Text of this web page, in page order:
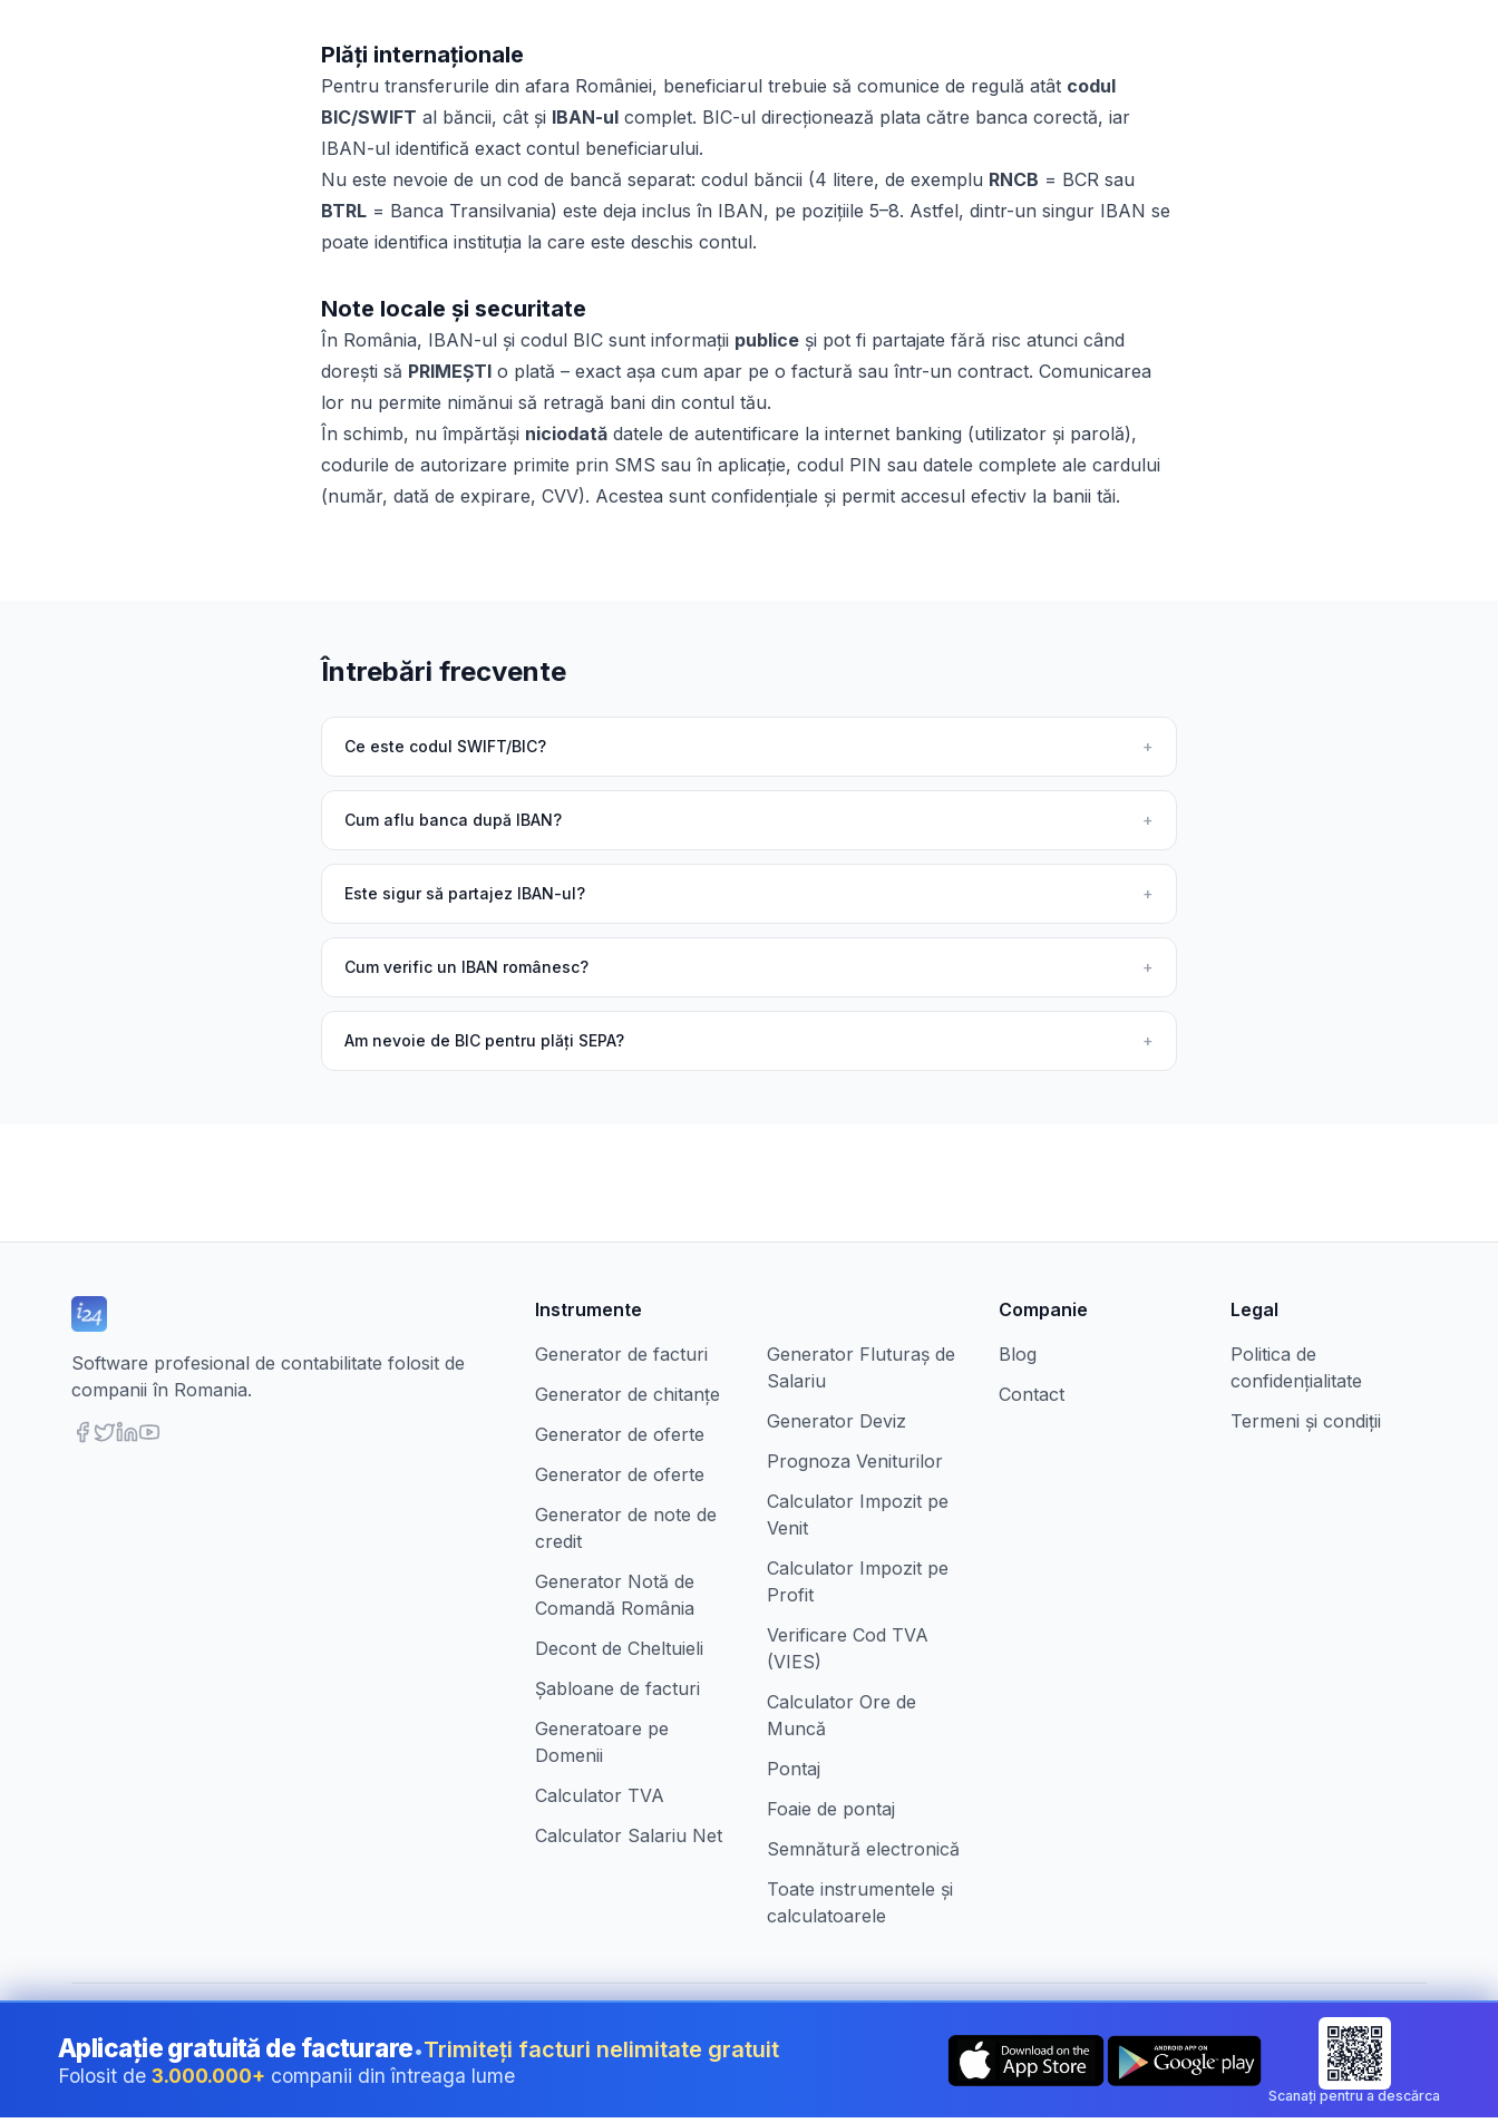
Plăți internaționale
Pentru transferurile din afara României, beneficiarul trebuie să comunice de regulă atât codul
BIC/SWIFT al băncii, cât și IBAN-ul complet. BIC-ul direcționează plata către banca corectă, iar
IBAN-ul identifică exact contul beneficiarului.
Nu este nevoie de un cod de bancă separat: codul băncii (4 litere, de exemplu RNCB = BCR sau
BTRL = Banca Transilvania) este deja inclus în IBAN, pe pozițiile 5–8. Astfel, dintr-un singur IBAN se
poate identifica instituția la care este deschis contul.
Note locale și securitate
În România, IBAN-ul și codul BIC sunt informații publice și pot fi partajate fără risc atunci când
dorești să PRIMEȘTI o plată – exact așa cum apar pe o factură sau într-un contract. Comunicarea
lor nu permite nimănui să retragă bani din contul tău.
În schimb, nu împărtăși niciodată datele de autentificare la internet banking (utilizator și parolă),
codurile de autorizare primite prin SMS sau în aplicație, codul PIN sau datele complete ale cardului
(număr, dată de expirare, CVV). Acestea sunt confidențiale și permit accesul efectiv la banii tăi.
Întrebări frecvente
Ce este codul SWIFT/BIC? +
Cum aflu banca după IBAN? +
Este sigur să partajez IBAN-ul? +
Cum verific un IBAN românesc? +
Am nevoie de BIC pentru plăți SEPA? +
Software profesional de contabilitate folosit de
companii în Romania.
Instrumente
Generator de facturi
Generator de chitanțe
Generator de oferte
Generator de oferte
Generator de note de
credit
Generator Notă de
Comandă România
Decont de Cheltuieli
Șabloane de facturi
Generatoare pe
Domenii
Calculator TVA
Calculator Salariu Net
Generator Fluturaș de
Salariu
Generator Deviz
Prognoza Veniturilor
Calculator Impozit pe
Venit
Calculator Impozit pe
Profit
Verificare Cod TVA
(VIES)
Calculator Ore de
Muncă
Pontaj
Foaie de pontaj
Semnătură electronică
Toate instrumentele și
calculatoarele
Companie
Blog
Contact
Legal
Politica de
confidențialitate
Termeni și condiții
©2026i24 Limited. All rights reserved. •Pentru companii în Romania Schimbă țara: Romania
Aplicație gratuită de facturare•Trimiteți facturi nelimitate gratuit
Folosit de 3.000.000+ companii din întreaga lume
Scanați pentru a descărca